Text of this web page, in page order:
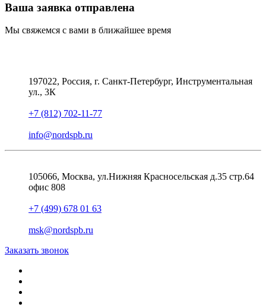
Ваша заявка отправлена
Мы свяжемся с вами в ближайшее время
197022, Россия, г. Санкт-Петербург, Инструментальная
ул., 3К
+7 (812) 702-11-77
info@nordspb.ru
105066, Москва, ул.Нижняя Красносельская д.35 стр.64
офис 808
+7 (499) 678 01 63
msk@nordspb.ru
Заказать звонок